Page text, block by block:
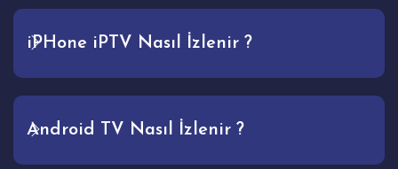
iPHone iPTV Nasıl İzlenir ?
Android TV Nasıl İzlenir ?